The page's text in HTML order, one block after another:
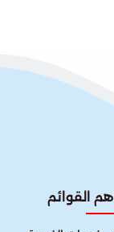
اهم القوائم